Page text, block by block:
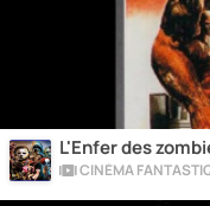
L'Enfer des
CINÉMA